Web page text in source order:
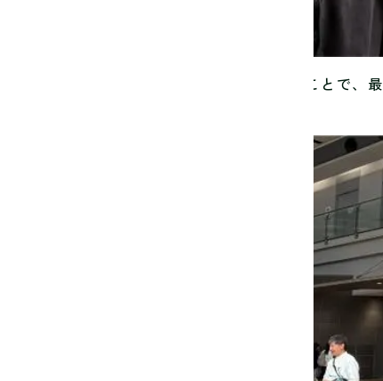
テリアデザインの国際見本市を見学することで、最